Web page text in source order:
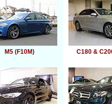
M5 (F10M) C180 &